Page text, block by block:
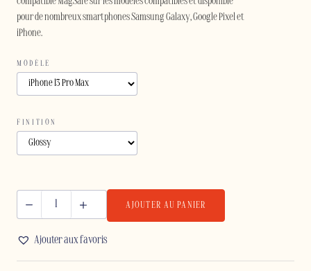
pour de nombreux smartphones Samsung Galaxy, Google Pixel et
iPhone.
MODÈLE
FINITION
GRID
-
AJOUTER AU PANIER
Ajouter aux favoris